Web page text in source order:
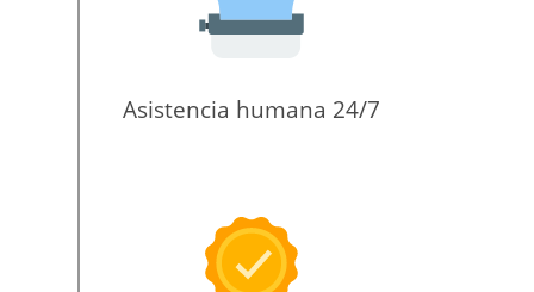
Asistencia humana 24/7